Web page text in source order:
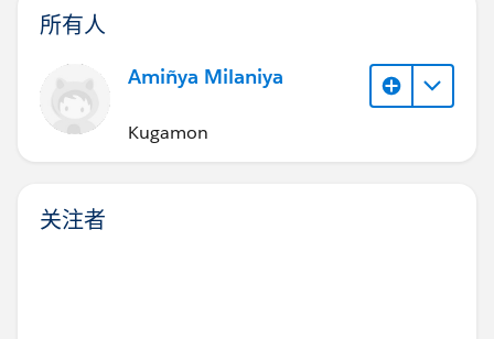
所有人
Amiñya Milaniya
Kugamon
关注者